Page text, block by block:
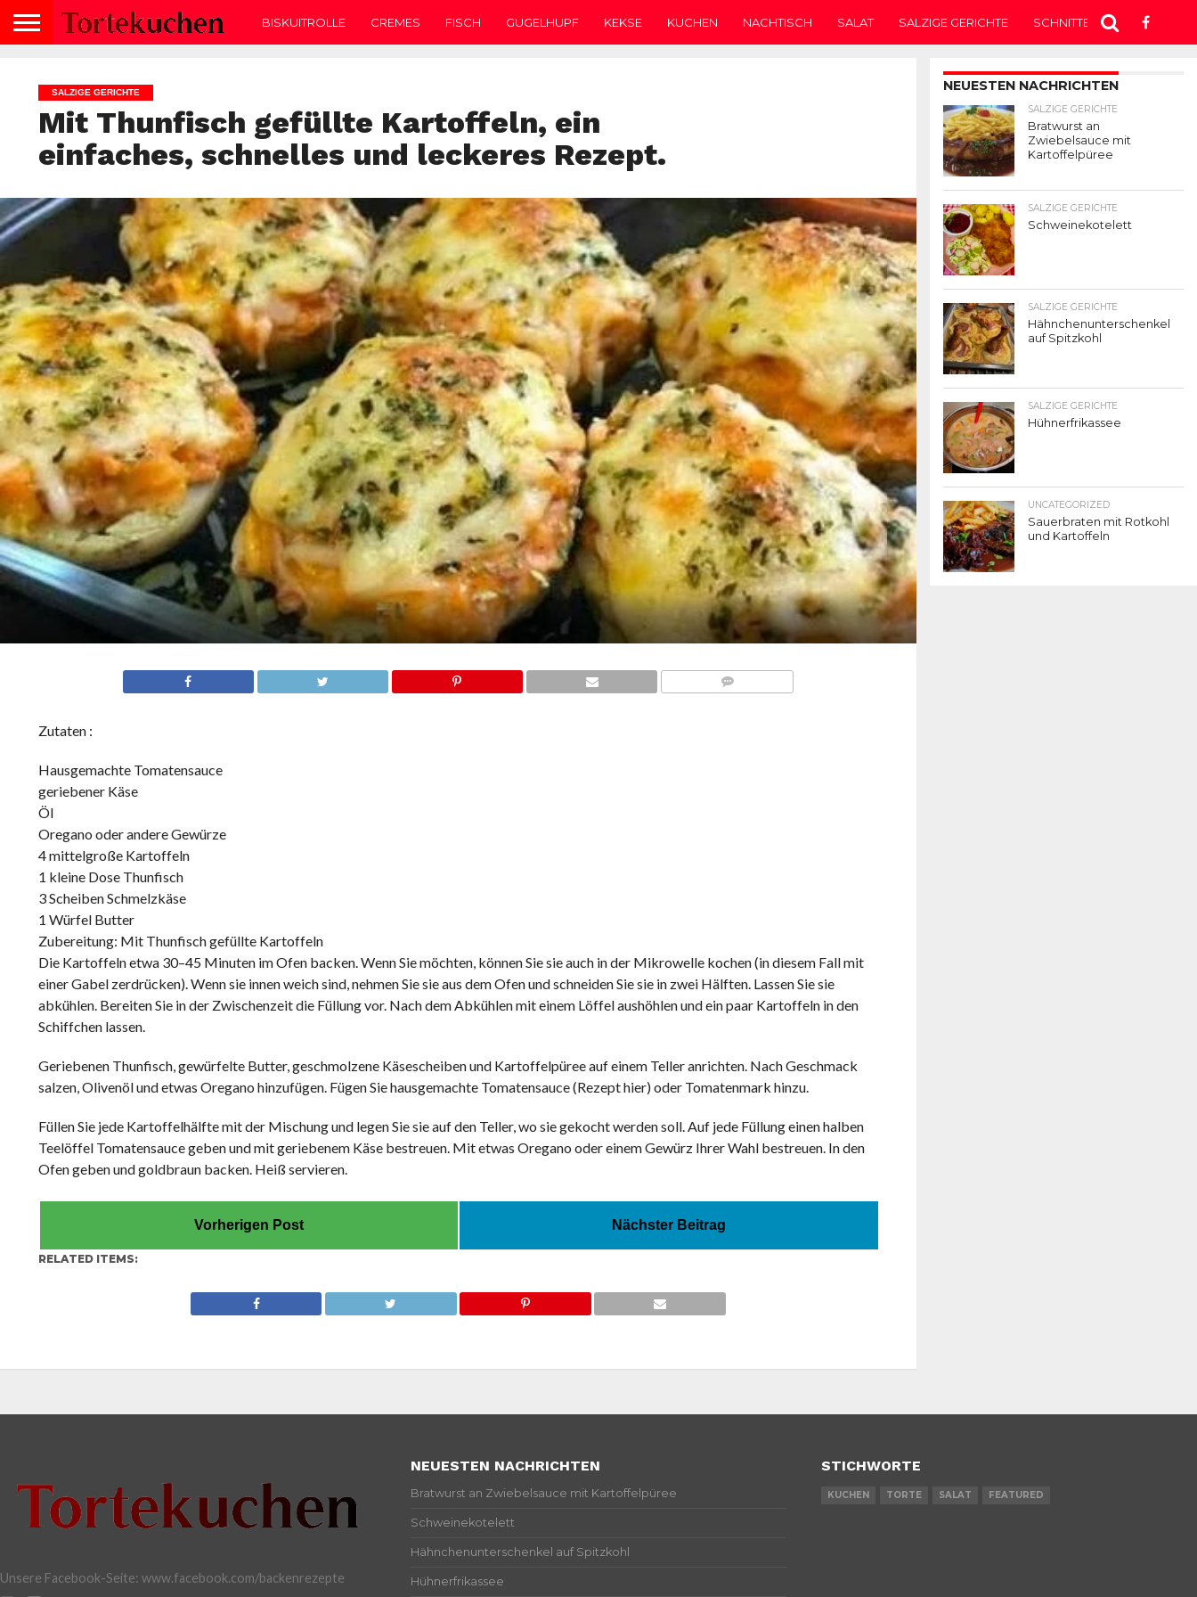
BISKUITROLLE CREMES FISCH GUGELHUPF KEKSE KUCHEN NACHTISCH SALAT SALZIGE GERICHTE SCHNITTEN SUPPE
SALZIGE GERICHTE
Mit Thunfisch gefüllte Kartoffeln, ein
einfaches, schnelles und leckeres Rezept.
Zutaten :
Hausgemachte Tomatensauce
geriebener Käse
Öl
Oregano oder andere Gewürze
4 mittelgroße Kartoffeln
1 kleine Dose Thunfisch
3 Scheiben Schmelzkäse
1 Würfel Butter
Zubereitung: Mit Thunfisch gefüllte Kartoffeln
Die Kartoffeln etwa 30–45 Minuten im Ofen backen. Wenn Sie möchten, können Sie sie auch in der Mikrowelle kochen (in diesem Fall mit
einer Gabel zerdrücken). Wenn sie innen weich sind, nehmen Sie sie aus dem Ofen und schneiden Sie sie in zwei Hälften. Lassen Sie sie
abkühlen. Bereiten Sie in der Zwischenzeit die Füllung vor. Nach dem Abkühlen mit einem Löffel aushöhlen und ein paar Kartoffeln in den
Schiffchen lassen.
Geriebenen Thunfisch, gewürfelte Butter, geschmolzene Käsescheiben und Kartoffelpüree auf einem Teller anrichten. Nach Geschmack
salzen, Olivenöl und etwas Oregano hinzufügen. Fügen Sie hausgemachte Tomatensauce (Rezept hier) oder Tomatenmark hinzu.
Füllen Sie jede Kartoffelhälfte mit der Mischung und legen Sie sie auf den Teller, wo sie gekocht werden soll. Auf jede Füllung einen halben
Teelöffel Tomatensauce geben und mit geriebenem Käse bestreuen. Mit etwas Oregano oder einem Gewürz Ihrer Wahl bestreuen. In den
Ofen geben und goldbraun backen. Heiß servieren.
Vorherigen Post Nächster Beitrag
RELATED ITEMS:
NEUESTEN NACHRICHTEN
SALZIGE GERICHTE
Bratwurst an
Zwiebelsauce mit
Kartoffelpüree
SALZIGE GERICHTE
Schweinekotelett
SALZIGE GERICHTE
Hähnchenunterschenkel
auf Spitzkohl
SALZIGE GERICHTE
Hühnerfrikassee
UNCATEGORIZED
Sauerbraten mit Rotkohl
und Kartoffeln
Unsere Facebook-Seite: www.facebook.com/backenrezepte
NEUESTEN NACHRICHTEN
Bratwurst an Zwiebelsauce mit Kartoffelpüree
Schweinekotelett
Hähnchenunterschenkel auf Spitzkohl
Hühnerfrikassee
STICHWORTE
KUCHEN TORTE SALAT FEATURED